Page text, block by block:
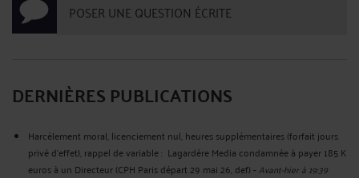
POSER UNE QUESTION ÉCRITE
DERNIÈRES PUBLICATIONS
Harcèlement moral, licenciement nul, heures supplémentaires (forfait jours
privé d’effet), rappel de variable : Lagardère Media condamnée à payer 185 K
euros à un Directeur (CPH Paris départ 29 mai 26, def)-Avant-hier à 19:39